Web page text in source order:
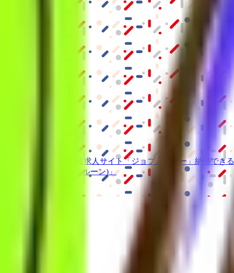
医療介護求人サイト 「ジョブメドレー」 納得できる
活アプリ
「Lalune(ラルーン)」